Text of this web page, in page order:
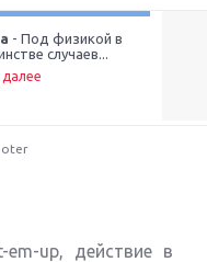
- Под физикой в
случаев...
Next
up, действие в